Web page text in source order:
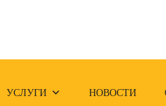
УСЛУГИ НОВОСТИ